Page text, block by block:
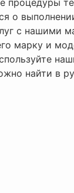
о
с нашими
марку и
найти в